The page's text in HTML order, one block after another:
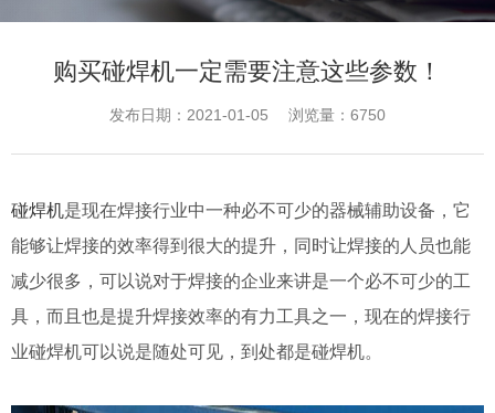
购买碰焊机一定需要注意这些参数！
发布日期：2021-01-05 浏览量：6750
碰焊机是现在焊接行业中一种必不可少的器械辅助设备，它
能够让焊接的效率得到很大的提升，同时让焊接的人员也能
减少很多，可以说对于焊接的企业来讲是一个必不可少的工
具，而且也是提升焊接效率的有力工具之一，现在的焊接行
业碰焊机可以说是随处可见，到处都是碰焊机。